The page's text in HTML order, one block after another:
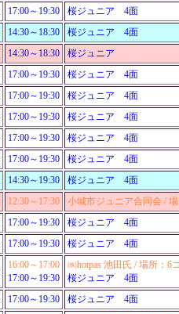
17:00～ 19:30
桜ジュニア 4面
14:30～ 18:30
桜ジュニア 4面
14:30～ 18:30
桜ジュニア
17:00～ 19:30
桜ジュニア 4面
17:00～ 19:30
桜ジュニア 4面
17:00～ 19:30
桜ジュニア 4面
17:00～ 19:30
桜ジュニア 4面
17:00～ 19:30
桜ジュニア 4面
14:30～ 19:30
桜ジュニア 4面
12:30～ 17:30
小城市ジュニア合同会 /
17:00～ 19:30
桜ジュニア 4面
17:00～ 19:30 桜ジュニア 4面
16:00～ 17:00
17:00～ 19:30
㈱hotpas 池田氏 / 場所：6
桜ジュニア 4面
17:00～ 19:30 桜ジュニア 4面